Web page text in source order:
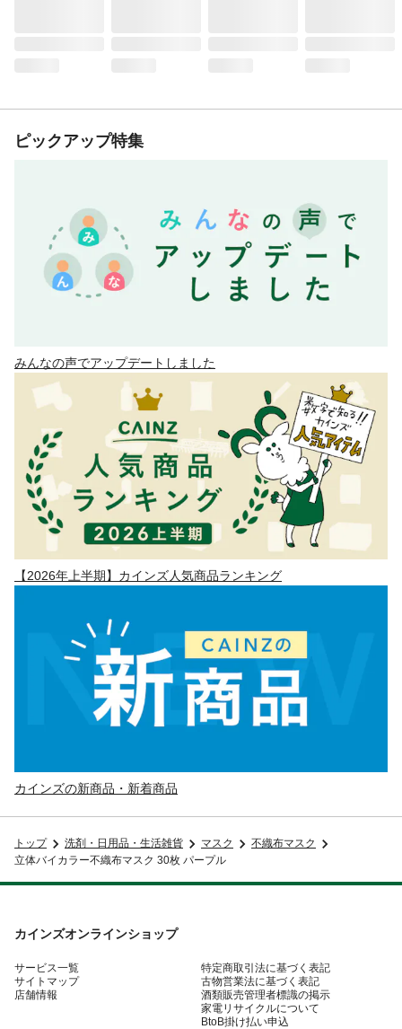
ピックアップ特集
みんなの声でアップデートしました
【2026年上半期】カインズ人気商品ランキング
カインズの新商品・新着商品
トップ 洗剤・日用品・生活雑貨 マスク
不織布マスク
立体バイカラー不織布マスク 30枚 パープル
カインズオンラインショップ
サービス一覧
サイトマップ
店舗情報
特定商取引法に基づく表記
古物営業法に基づく表記
酒類販売管理者標識の掲示
家電リサイクルについて
BtoB掛け払い申込